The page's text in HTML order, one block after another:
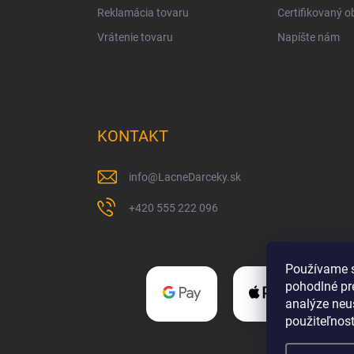
Používame
pohodlné
analýze
Reklamácia tovaru
Vrátenie tovaru
Certifikovaný
Napíšte nám
KONTAKT
info@LacneDarceky.sk
+420 555 222 096